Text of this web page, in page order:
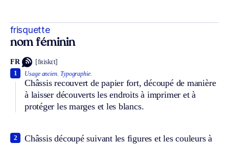
frisquette
nom féminin
FR [fʀiskɛt]
Usage ancien. Typographie.
Châssis recouvert de papier fort, découpé de manière
à laisser découverts les endroits à imprimer et à
protéger les marges et les blancs.
1
Châssis découpé suivant les figures et les couleurs à
2